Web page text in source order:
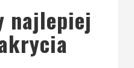
najlepiej